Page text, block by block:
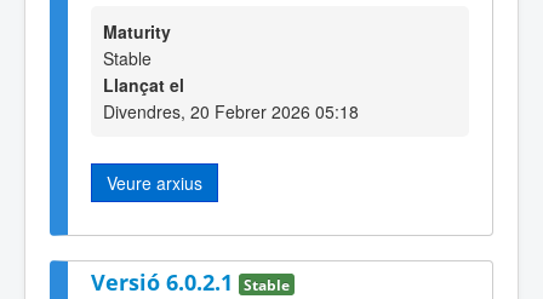
Maturity
Stable
Llançat el
Divendres, 20 Febrer 2026 05:18
Veure arxius
Versió 6.0.2.1 Stable